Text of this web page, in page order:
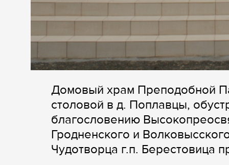
Домовый храм Преподобной
столовой в д. Поплавцы,
благословению
Гродненского и
Чудотворца г.п. Берестовица